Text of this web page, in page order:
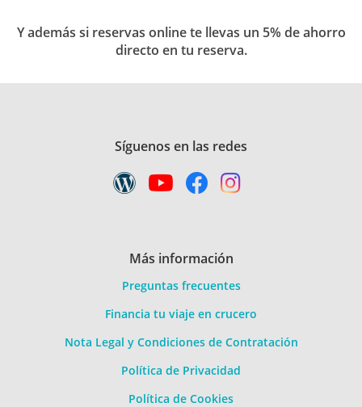
Y además si reservas online te llevas un 5% de ahorro
directo en tu reserva.
Síguenos en las redes
Más información
Preguntas frecuentes
Financia tu viaje en crucero
Nota Legal y Condiciones de Contratación
Política de Privacidad
Política de Cookies